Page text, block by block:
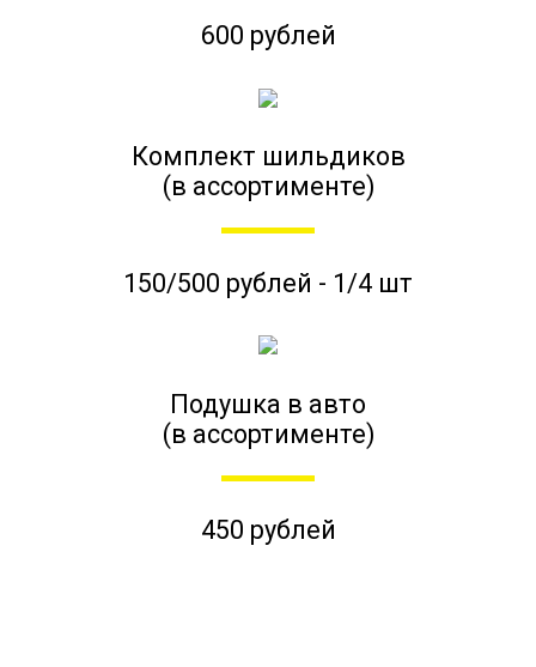
600 рублей
Комплект шильдиков
(в ассортименте)
150/500 рублей - 1/4 шт
Подушка в авто
(в ассортименте)
450 рублей